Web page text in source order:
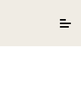
Toggle